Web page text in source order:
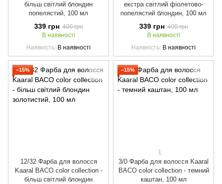
більш світлий блондин
попелястий, 100 мл
339 грн 400 грн
В наявності
Наявність В наявності
екстра світлий фіолетово-
попелястий блондин, 100 мл
339 грн 400 грн
В наявності
Наявність В наявності
−15%
12/32 Фарба для волосся
Kaaral BACO color collection -
більш світлий блондин
−15%
1
3/0 Фарба для волосся Kaaral
BACO color collection - темний
каштан, 100 мл